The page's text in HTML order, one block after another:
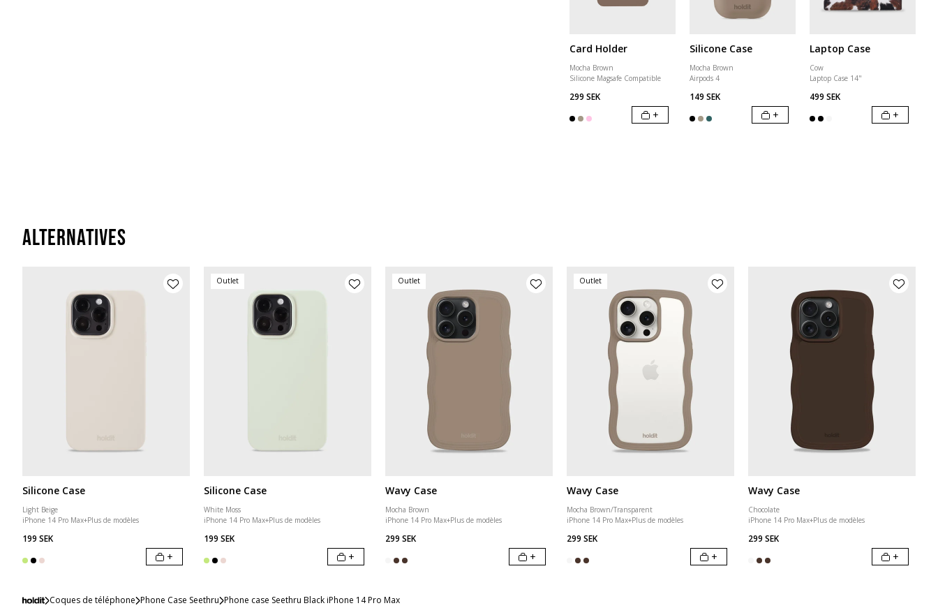
Card Holder
Mocha Brown
Silicone Magsafe Compatible
299 SEK
+
Silicone Case
Mocha Brown
Airpods 4
149 SEK
+
Laptop Case
Cow
Laptop Case 14"
499 SEK
+
Alternatives
Silicone Case
Light Beige
iPhone 14 Pro Max+Plus de modèles
199 SEK
+
Outlet
Silicone Case
White Moss
iPhone 14 Pro Max+Plus de modèles
199 SEK
+
Outlet
Wavy Case
Mocha Brown
iPhone 14 Pro Max+Plus de modèles
299 SEK
+
Outlet
Wavy Case
Mocha Brown/Transparent
iPhone 14 Pro Max+Plus de modèles
299 SEK
+
Wavy Case
Chocolate
iPhone 14 Pro Max+Plus de modèles
299 SEK
+
Coques de téléphone Phone Case Seethru Phone case Seethru Black iPhone 14 Pro Max